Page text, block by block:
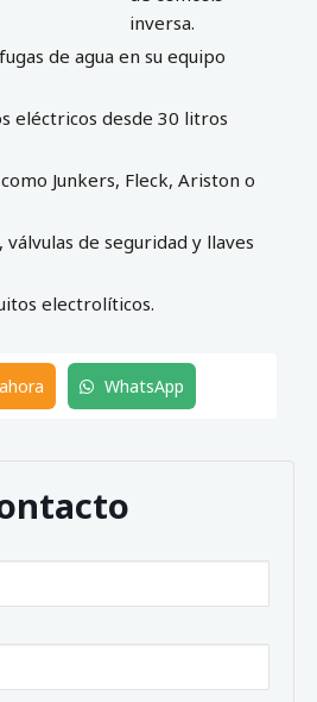
inversa.
de agua en su equipo
eléctricos desde 30 litros
Junkers, Fleck, Ariston o
válvulas de seguridad y llaves
electrolíticos.
WhatsApp